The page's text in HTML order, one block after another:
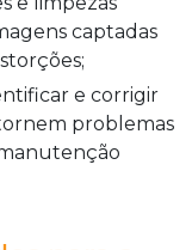
captadas
problemas